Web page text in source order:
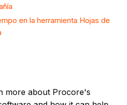
en la herramienta Hojas de
more about Procore's